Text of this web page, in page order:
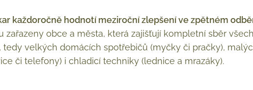
každoročně hodnotí meziroční zlepšení ve zpětném
zařazeny obce a města, která zajišťují kompletní sběr
velkých domácích spotřebičů (myčky či pračky),
či telefony) i chladicí techniky (lednice a mrazáky).